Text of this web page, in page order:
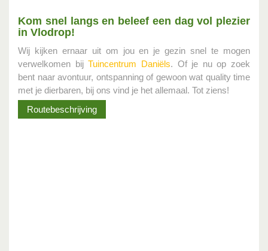
Kom snel langs en beleef een dag vol plezier
in Vlodrop!
Wij kijken ernaar uit om jou en je gezin snel te mogen
verwelkomen bijTuincentrum Daniëls. Of je nu op zoek
bent naar avontuur, ontspanning of gewoon wat quality time
met je dierbaren, bij ons vind je het allemaal. Tot ziens!
Routebeschrijving